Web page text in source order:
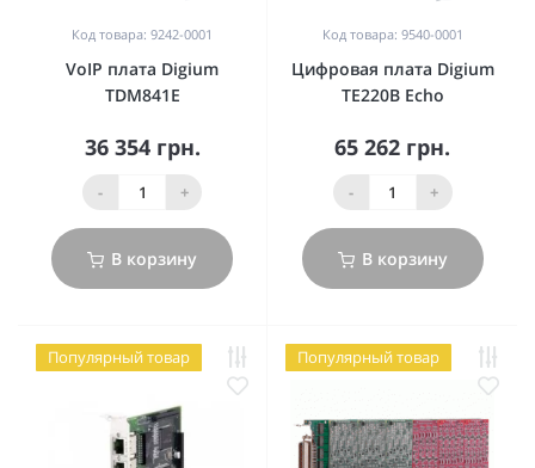
Код товара: 9242-0001
VoIP плата Digium
TDM841E
36 354 грн.
- +
В корзину
Код товара: 9540-0001
Цифровая плата Digium
TE220B Echo
65 262 грн.
- +
В корзину
Популярный товар Популярный товар